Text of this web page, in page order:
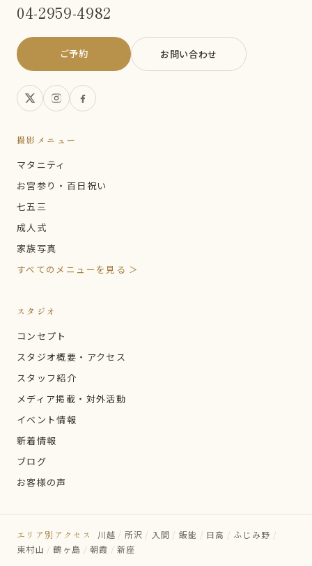
04-2959-4982
ご予約 お問い合わせ
撮影メニュー
マタニティ
お宮参り・百日祝い
七五三
成人式
家族写真
すべてのメニューを見る ＞
スタジオ
コンセプト
スタジオ概要・アクセス
スタッフ紹介
メディア掲載・対外活動
イベント情報
新着情報
ブログ
お客様の声
エリア別アクセス 川越 / 所沢 / 入間 / 飯能 / 日高 / ふじみ野 /
東村山 / 鶴ヶ島 / 朝霞 / 新座